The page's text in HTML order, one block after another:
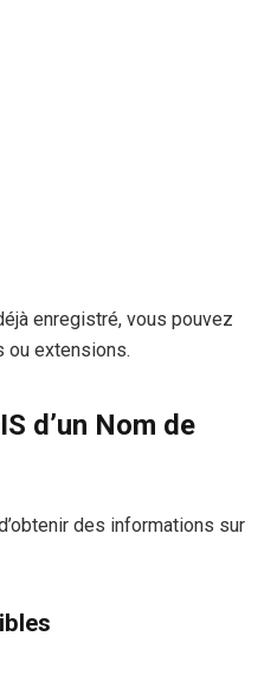
enregistré, vous pouvez
extensions.
d’un Nom de
des informations sur